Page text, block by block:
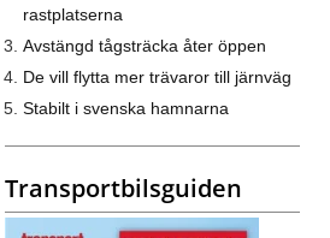
rastplatserna
Avstängd tågsträcka åter öppen
De vill flytta mer trävaror till järnväg
Stabilt i svenska hamnarna
Transportbilsguiden